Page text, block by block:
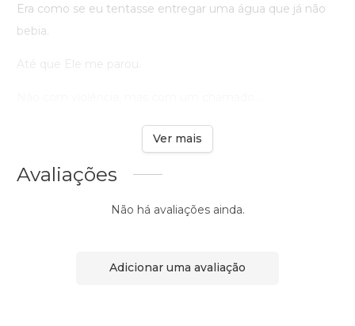
Era como se eu tentasse entregar uma água que já não
bebia.
Até que Ele me parou.
Ver mais
Avaliações
Não há avaliações ainda.
Adicionar uma avaliação